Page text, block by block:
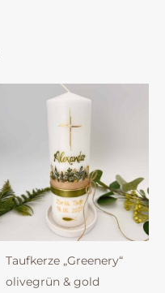
Taufkerze „Greenery“
olivegrün & gold